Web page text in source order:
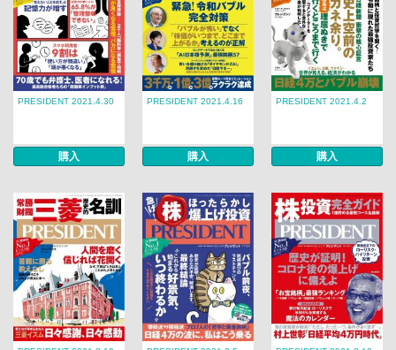
PRESIDENT 2021.4.30
購入
PRESIDENT 2021.4.16
購入
PRESIDENT 2021.4.2
購入